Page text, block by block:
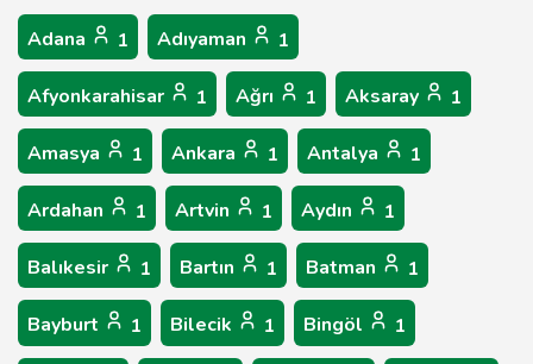
Adana 1 Adıyaman 1
Afyonkarahisar 1 Ağrı 1 Aksaray 1
Amasya 1 Ankara 1 Antalya 1
Ardahan 1 Artvin 1 Aydın 1
Balıkesir 1 Bartın 1 Batman 1
Bayburt 1 Bilecik 1 Bingöl 1